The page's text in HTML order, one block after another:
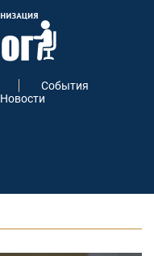
События
Новости